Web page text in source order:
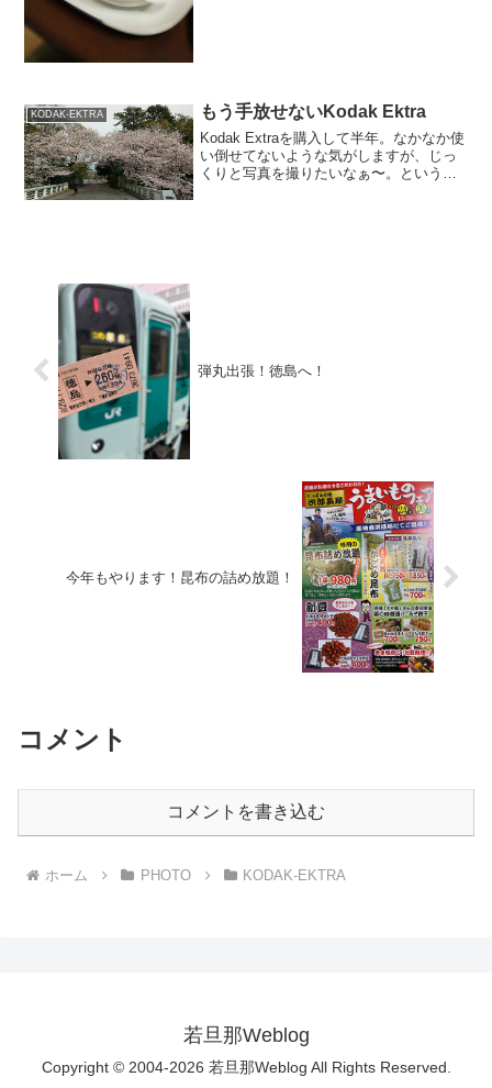
KODAK-EKTRA もう手放せないKodak Ektra
Kodak Extraを購入して半年。なかなか使
い倒せてないような気がしますが、じっ
くりと写真を撮りたいなぁ〜。という時
弾丸出張！徳島へ！
今年もやります！昆布の詰め放題！
コメント
コメントを書き込む
ホーム PHOTO KODAK-EKTRA
若旦那Weblog
Copyright © 2004-2026 若旦那Weblog All Rights Reserved.